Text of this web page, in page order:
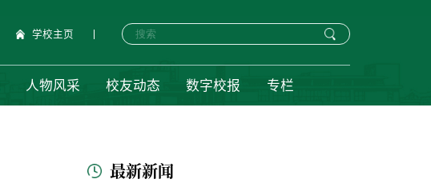
学校主页
人物风采 校友动态 数字校报 专栏
最新新闻